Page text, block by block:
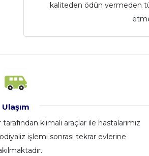
kaliteden ödün vermeden
Ulaşım
klimalı araçlar ile hastalarımız
işlemi sonrası tekrar evlerine